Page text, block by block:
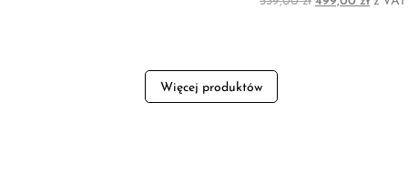
Więcej produktów